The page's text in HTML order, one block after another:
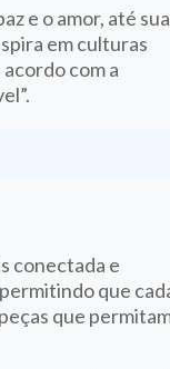
e o amor, até sua
em culturas
com a
conectada e
que
que